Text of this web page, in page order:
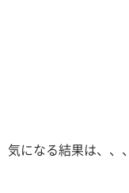
気になる結果は、、、